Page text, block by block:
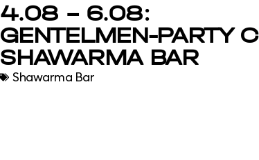
4.08 – 6.08:
GENTELMEN-PARTY C
SHAWARMA BAR
Shawarma Bar